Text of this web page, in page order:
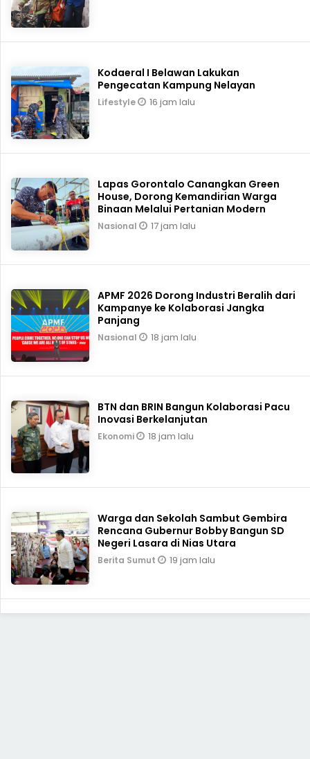
Kodaeral I Belawan Lakukan
Pengecatan Kampung Nelayan
Lifestyle 16 jam lalu
Lapas Gorontalo Canangkan Green
House, Dorong Kemandirian Warga
Binaan Melalui Pertanian Modern
Nasional 17 jam lalu
APMF 2026 Dorong Industri Beralih dari
Kampanye ke Kolaborasi Jangka
Panjang
Nasional 18 jam lalu
BTN dan BRIN Bangun Kolaborasi Pacu
Inovasi Berkelanjutan
Ekonomi 18 jam lalu
Warga dan Sekolah Sambut Gembira
Rencana Gubernur Bobby Bangun SD
Negeri Lasara di Nias Utara
Berita Sumut 19 jam lalu